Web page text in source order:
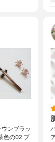
ンブラッ
色の02 ブ